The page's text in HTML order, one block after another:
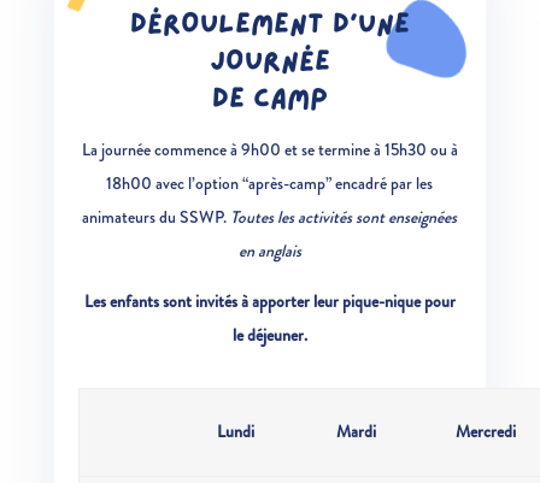
DÉROULEMENT D’UNE
JOURNÉE
DE CAMP
La journée commence à 9h00 et se termine à 15h30 ou à
18h00 avec l’option “après-camp” encadré par les
animateurs du SSWP. Toutes les activités sont enseignées
en anglais
Les enfants sont invités à apporter leur pique-nique pour
le déjeuner.
Lundi Mardi Mercredi